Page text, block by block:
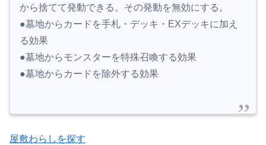
から捨てて発動できる。その発動を無効にする。
●墓地からカードを手札・デッキ・EXデッキに加え
る効果
●墓地からモンスターを特殊召喚する効果
●墓地からカードを除外する効果
屋敷わらしを探す